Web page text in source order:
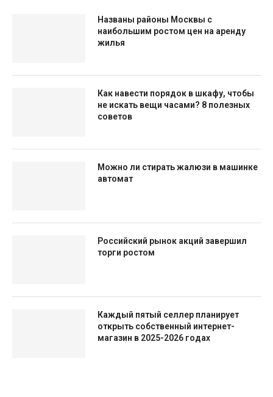
Названы районы Москвы с
наибольшим ростом цен на аренду
жилья
Как навести порядок в шкафу, чтобы
не искать вещи часами? 8 полезных
советов
Можно ли стирать жалюзи в машинке
автомат
Российский рынок акций завершил
торги ростом
Каждый пятый селлер планирует
открыть собственный интернет-
магазин в 2025-2026 годах